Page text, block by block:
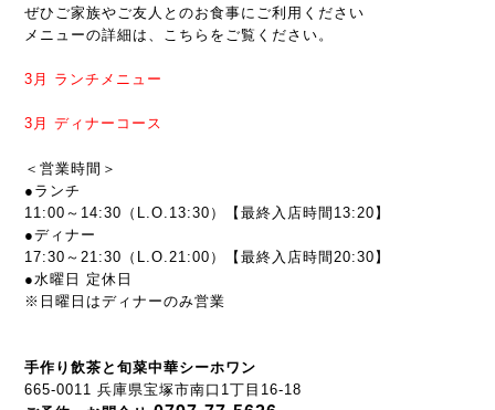
ぜひご家族やご友人とのお食事にご利用ください
メニューの詳細は、こちらをご覧ください。
3月 ランチメニュー
3月 ディナーコース
＜営業時間＞
●ランチ
11:00～14:30（L.O.13:30）【最終入店時間13:20】
●ディナー
17:30～21:30 （L.O.21:00）【最終入店時間20:30】
●水曜日 定休日
※日曜日はディナーのみ営業
手作り飲茶と旬菜中華シーホワン
665-0011 兵庫県宝塚市南口1丁目16-18